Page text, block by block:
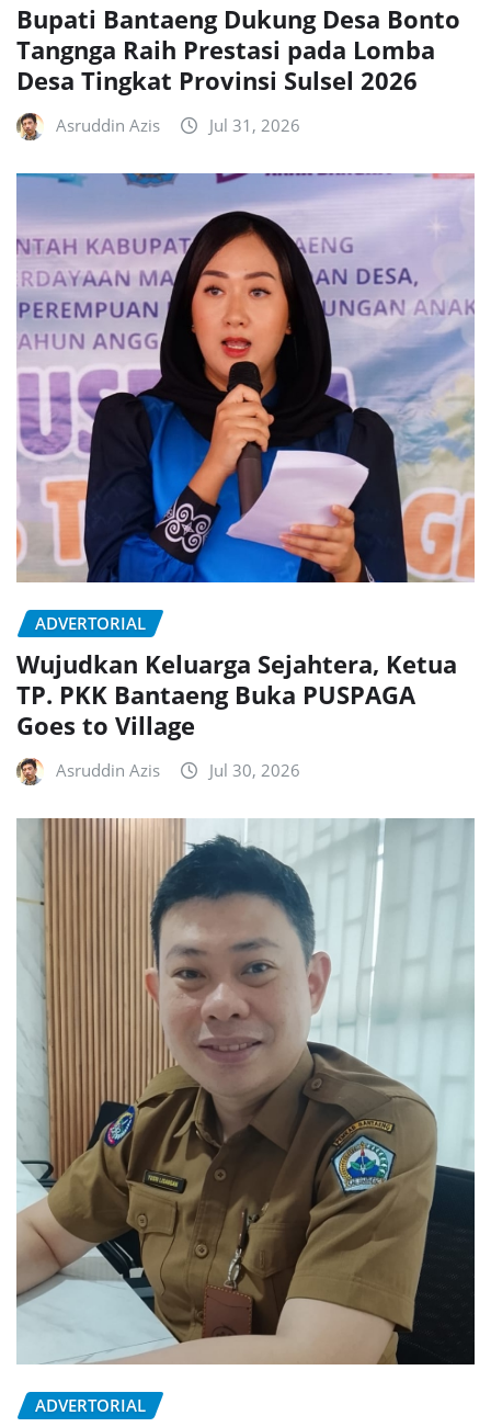
Bupati Bantaeng Dukung Desa Bonto
Tangnga Raih Prestasi pada Lomba
Desa Tingkat Provinsi Sulsel 2026
Asruddin Azis Jul 31, 2026
ADVERTORIAL
Wujudkan Keluarga Sejahtera, Ketua
TP. PKK Bantaeng Buka PUSPAGA
Goes to Village
Asruddin Azis Jul 30, 2026
ADVERTORIAL